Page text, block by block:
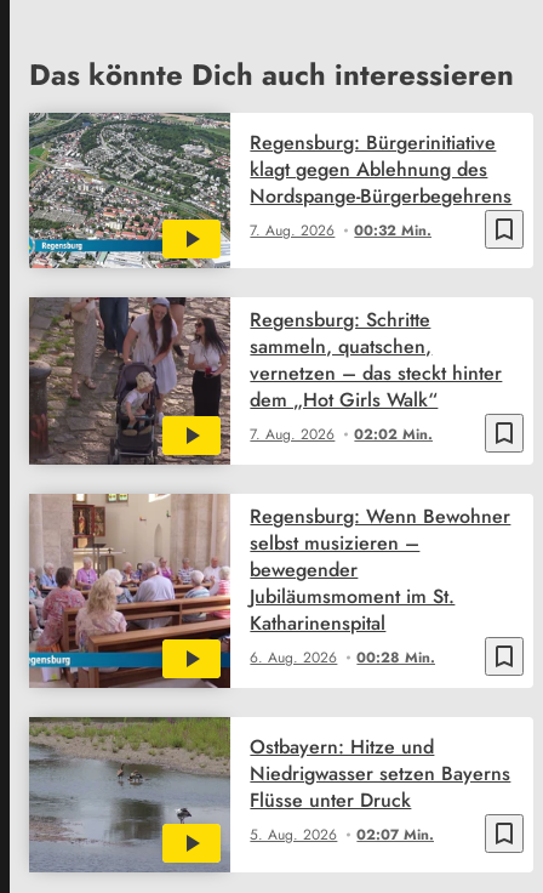
Das könnte Dich auch interessieren
bookmark_border
7. Aug. 2026 00:32 Min.
Regensburg: Bürgerinitiative
klagt gegen Ablehnung des
Nordspange-Bürgerbegehrens
bookmark_border
7. Aug. 2026 02:02 Min.
Regensburg: Schritte
sammeln, quatschen,
vernetzen – das steckt hinter
dem „Hot Girls Walk“
bookmark_border
6. Aug. 2026 00:28 Min.
Regensburg: Wenn Bewohner
selbst musizieren –
bewegender
Jubiläumsmoment im St.
Katharinenspital
bookmark_border
5. Aug. 2026 02:07 Min.
Ostbayern: Hitze und
Niedrigwasser setzen Bayerns
Flüsse unter Druck